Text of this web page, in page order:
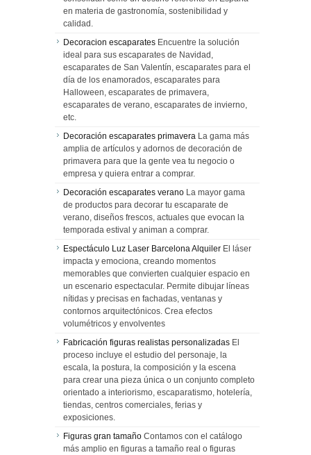
en materia de gastronomía, sostenibilidad y
calidad.
Decoracion escaparates Encuentre la solución
ideal para sus escaparates de Navidad,
escaparates de San Valentín, escaparates para el
día de los enamorados, escaparates para
Halloween, escaparates de primavera,
escaparates de verano, escaparates de invierno,
etc.
Decoración escaparates primavera La gama más
amplia de artículos y adornos de decoración de
primavera para que la gente vea tu negocio o
empresa y quiera entrar a comprar.
Decoración escaparates verano La mayor gama
de productos para decorar tu escaparate de
verano, diseños frescos, actuales que evocan la
temporada estival y animan a comprar.
Espectáculo Luz Laser Barcelona Alquiler El láser
impacta y emociona, creando momentos
memorables que convierten cualquier espacio en
un escenario espectacular. Permite dibujar líneas
nítidas y precisas en fachadas, ventanas y
contornos arquitectónicos. Crea efectos
volumétricos y envolventes
Fabricación figuras realistas personalizadas El
proceso incluye el estudio del personaje, la
escala, la postura, la composición y la escena
para crear una pieza única o un conjunto completo
orientado a interiorismo, escaparatismo, hotelería,
tiendas, centros comerciales, ferias y
exposiciones.
Figuras gran tamaño Contamos con el catálogo
más amplio en figuras a tamaño real o figuras